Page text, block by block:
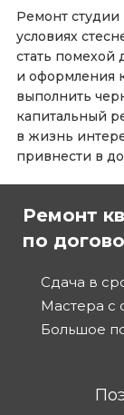
Ремонт студии
условиях
стать помехой
и оформления
выполнить
капитальный
в жизнь
привнести в
Ремонт
по
Сдача в
Мастера с
Большое